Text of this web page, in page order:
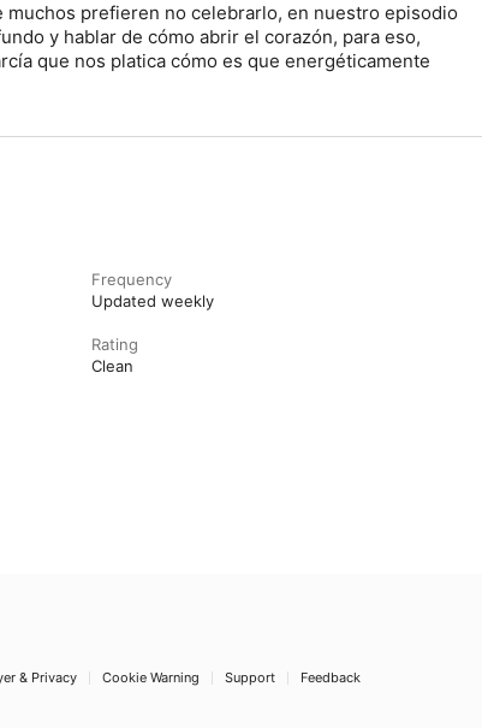
muchos prefieren no celebrarlo, en nuestro episodio
y hablar de cómo abrir el corazón, para eso,
que nos platica cómo es que energéticamente
Frequency
Updated weekly
Rating
Clean
& Privacy Cookie Warning Support Feedback